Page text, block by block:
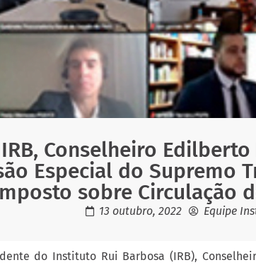
Conselheiro
Especial do Supremo
sobre Circulação
13 outubro, 2022 Equipe
do Instituto Rui Barbosa (IRB),